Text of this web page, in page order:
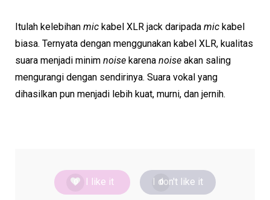
Itulah kelebihan mic kabel XLR jack daripada mic kabel
biasa. Ternyata dengan menggunakan kabel XLR, kualitas
suara menjadi minim noise karena noise akan saling
mengurangi dengan sendirinya. Suara vokal yang
dihasilkan pun menjadi lebih kuat, murni, dan jernih.
0 I like it 0
I don't like it